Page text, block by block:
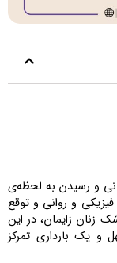
و رسیدن به لحظه‌ی
و روانی و توقع
زنان زایمان، در این
و یک بارداری تمرکز